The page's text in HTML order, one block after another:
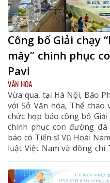
Công bố Giải chạy
mây” chinh phục
Pavi
VĂN HÓA
Vừa qua, tại Hà Nội, Báo
với Sở Văn hóa, Thể thao
chức họp báo công bố Giải
chinh phục con đường
báo có Tiến sĩ Vũ Hoài
luật Việt Nam và đồng chí
đốc Sở Văn hóa, Thể thao